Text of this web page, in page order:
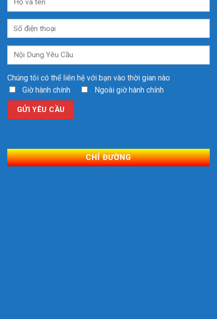
Chúng tôi có thể liên hệ với bạn vào thời gian nào
Giờ hành chính
Ngoài giờ hành chính
CHỈ ĐƯỜNG